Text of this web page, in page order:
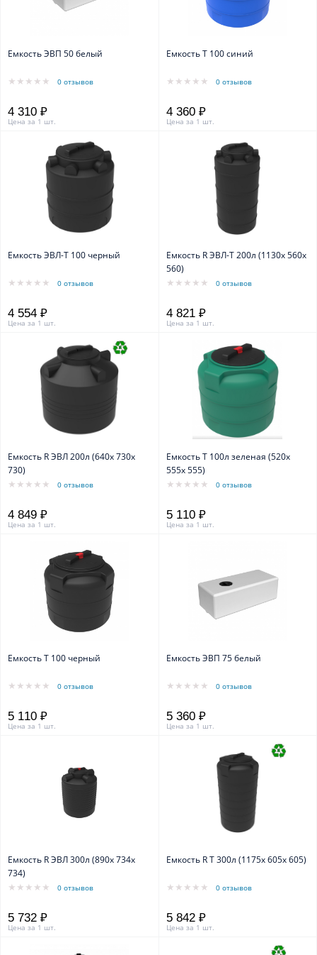
Емкость ЭВП 50 белый
0 отзывов
4 310 ₽
Цена за 1 шт.
Емкость T 100 синий
0 отзывов
4 360 ₽
Цена за 1 шт.
Емкость ЭВЛ-Т 100 черный
0 отзывов
4 554 ₽
Цена за 1 шт.
Емкость R ЭВЛ-Т 200л (1130х 560х
560)
0 отзывов
4 821 ₽
Цена за 1 шт.
Емкость R ЭВЛ 200л (640х 730х
730)
0 отзывов
4 849 ₽
Цена за 1 шт.
Емкость T 100л зеленая (520х
555х 555)
0 отзывов
5 110 ₽
Цена за 1 шт.
Емкость T 100 черный
0 отзывов
5 110 ₽
Цена за 1 шт.
Емкость ЭВП 75 белый
0 отзывов
5 360 ₽
Цена за 1 шт.
Емкость R ЭВЛ 300л (890х 734х
734)
0 отзывов
5 732 ₽
Цена за 1 шт.
Емкость R T 300л (1175х 605х 605)
0 отзывов
5 842 ₽
Цена за 1 шт.